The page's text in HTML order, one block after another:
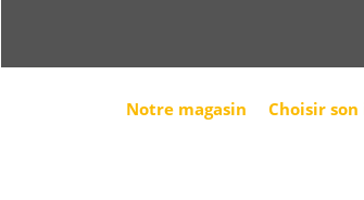
Notre magasin Choisir